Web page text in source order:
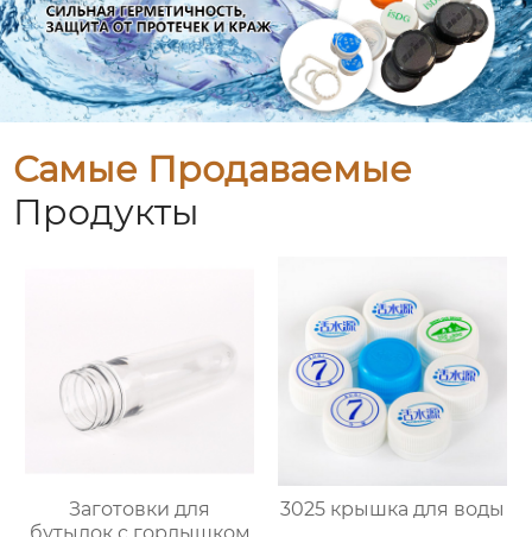
Самые Продаваемые
Продукты
Заготовки для
3025 крышка для воды